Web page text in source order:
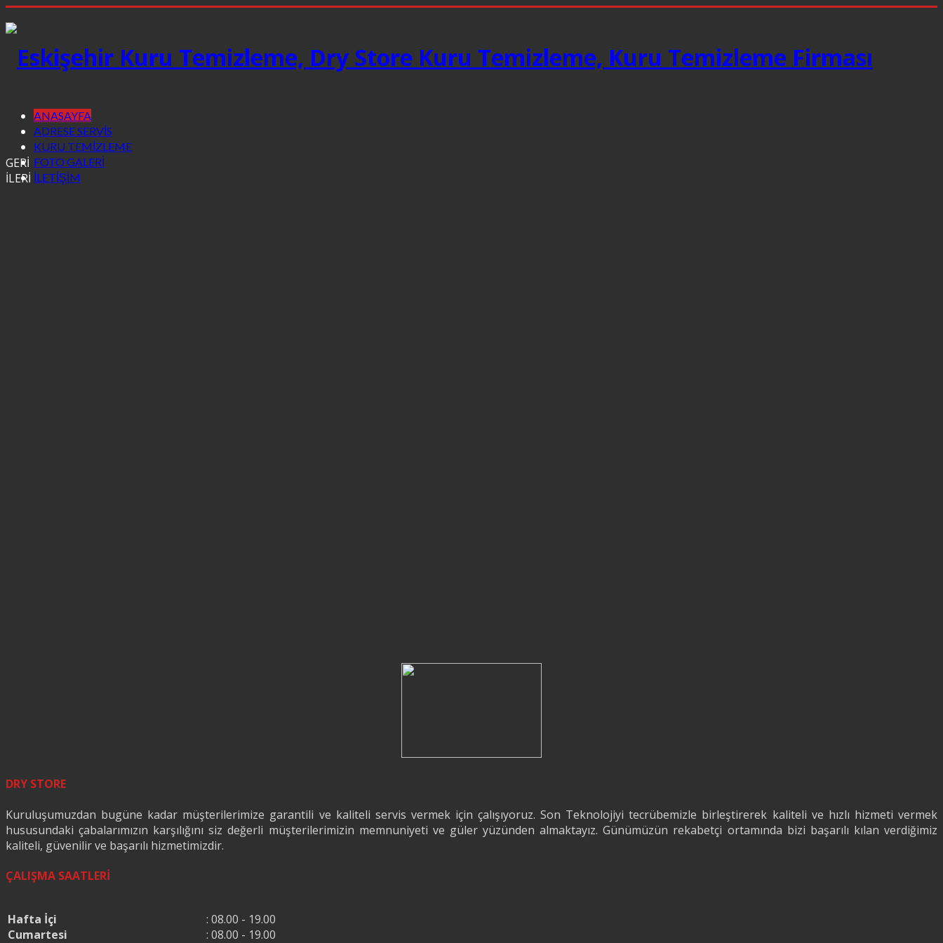
ANASAYFA
ADRESE SERVİS
KURU TEMİZLEME
FOTO GALERİ
İLETİŞİM
GERİ
İLERİ
DRY STORE
Kuruluşumuzdan bugüne kadar müşterilerimize garantili ve kaliteli servis vermek için çalışıyoruz. Son Teknolojiyi tecrübemizle birleştirerek kaliteli ve hızlı hizmeti vermek
hususundaki çabalarımızın karşılığını siz değerli müşterilerimizin memnuniyeti ve güler yüzünden almaktayız. Günümüzün rekabetçi ortamında bizi başarılı kılan verdiğimiz
kaliteli, güvenilir ve başarılı hizmetimizdir.
ÇALIŞMA SAATLERİ
Hafta İçi
Cumartesi
: 08.00 - 19.00
: 08.00 - 19.00